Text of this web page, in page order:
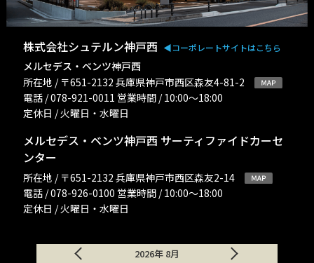
株式会社シュテルン神戸西 ◀︎コーポレートサイトはこちら
メルセデス・ベンツ神戸西
所在地 / 〒651-2132 兵庫県神戸市西区森友4-81-2
電話 / 078-921-0011 営業時間 / 10:00〜18:00
定休日 / 火曜日・水曜日
メルセデス・ベンツ神戸西 サーティファイドカーセ
ンター
所在地 / 〒651-2132 兵庫県神戸市西区森友2-14
電話 / 078-926-0100 営業時間 / 10:00〜18:00
定休日 / 火曜日・水曜日
2026年 8月